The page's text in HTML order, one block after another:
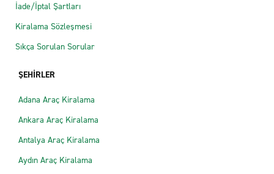
İade/İptal Şartları
Kiralama Sözleşmesi
Sıkça Sorulan Sorular
ŞEHİRLER
Adana Araç Kiralama
Ankara Araç Kiralama
Antalya Araç Kiralama
Aydın Araç Kiralama